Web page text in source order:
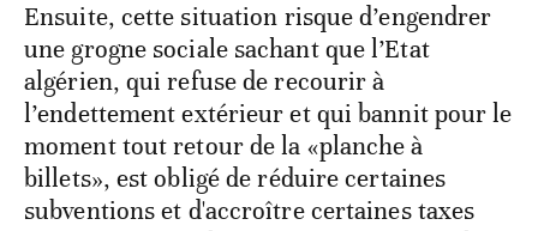
Ensuite, cette situation risque d’engendrer
une grogne sociale sachant que l’Etat
algérien, qui refuse de recourir à
l’endettement extérieur et qui bannit pour le
moment tout retour de la «planche à
billets», est obligé de réduire certaines
subventions et d'accroître certaines taxes